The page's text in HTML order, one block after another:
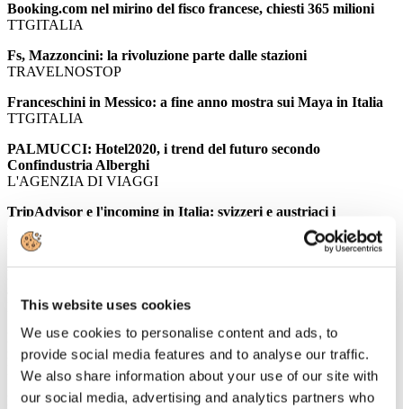
This website uses cookies
We use cookies to personalise content and ads, to
provide social media features and to analyse our traffic.
We also share information about your use of our site with
our social media, advertising and analytics partners who
Booking.com nel mirino del fisco francese, chiesti 365 milioni
TTGITALIA
Fs, Mazzoncini: la rivoluzione parte dalle stazioni
TRAVELNOSTOP
Franceschini in Messico: a fine anno mostra sui Maya in Italia
TTGITALIA
PALMUCCI: Hotel2020, i trend del futuro secondo
Confindustria Alberghi
L'AGENZIA DI VIAGGI
TripAdvisor e l'incoming in Italia: svizzeri e austriaci i
principali fan del Belpaese
ITALIAN VENUE
EVENT REPORT
Roma perde appeal: in 10 anni 700mila presenze turistiche in
meno, a Milano il primato della crescita
EVENT REPORT
Italia primo paese per aziende del lusso: 29 i brand italiani fra i